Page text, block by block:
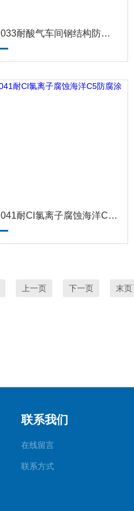
ZS-1033耐酸气车间钢结构防腐涂料
ZS-1041耐Cl氯离子腐蚀海洋C5防腐涂料
上一页 下一页 末页
联系我们
在线留言
联系方式